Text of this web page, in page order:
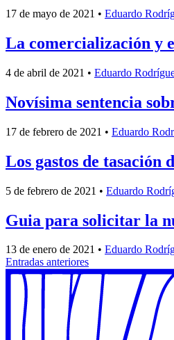
17 de mayo de 2021 • Eduardo
La comercialización y
4 de abril de 2021 • Eduardo
Novísima sentencia
17 de febrero de 2021 • Eduardo
Los gastos de tasación
5 de febrero de 2021 • Eduardo
Guia para solicitar la
13 de enero de 2021 • Eduardo
Navegación
entradas
Entradas anteriores